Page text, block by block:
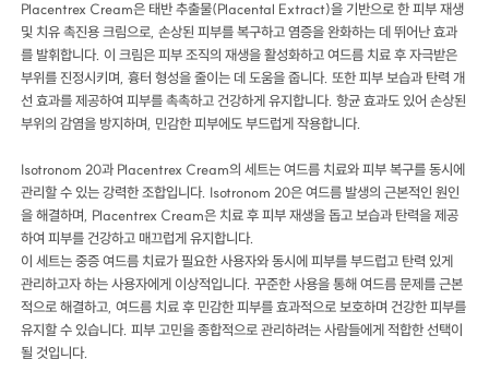
Placentrex Cream은 태반 추출물(Placental Extract)을 기반으로 한 피부 재생
및 치유 촉진용 크림으로, 손상된 피부를 복구하고 염증을 완화하는 데 뛰어난 효과
를 발휘합니다. 이 크림은 피부 조직의 재생을 활성화하고 여드름 치료 후 자극받은
부위를 진정시키며, 흉터 형성을 줄이는 데 도움을 줍니다. 또한 피부 보습과 탄력 개
선 효과를 제공하여 피부를 촉촉하고 건강하게 유지합니다. 항균 효과도 있어 손상된
부위의 감염을 방지하며, 민감한 피부에도 부드럽게 작용합니다.
Isotronom 20과 Placentrex Cream의 세트는 여드름 치료와 피부 복구를 동시에
관리할 수 있는 강력한 조합입니다. Isotronom 20은 여드름 발생의 근본적인 원인
을 해결하며, Placentrex Cream은 치료 후 피부 재생을 돕고 보습과 탄력을 제공
하여 피부를 건강하고 매끄럽게 유지합니다.
이 세트는 중증 여드름 치료가 필요한 사용자와 동시에 피부를 부드럽고 탄력 있게
관리하고자 하는 사용자에게 이상적입니다. 꾸준한 사용을 통해 여드름 문제를 근본
적으로 해결하고, 여드름 치료 후 민감한 피부를 효과적으로 보호하며 건강한 피부를
유지할 수 있습니다. 피부 고민을 종합적으로 관리하려는 사람들에게 적합한 선택이
될 것입니다.